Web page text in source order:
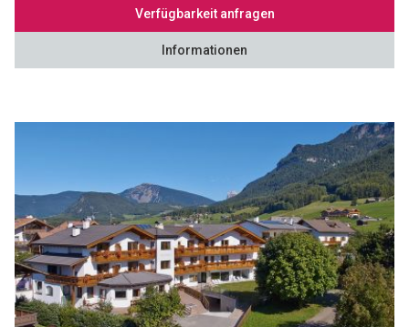
Verfügbarkeit anfragen
Informationen